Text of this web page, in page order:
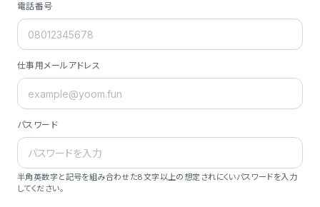
電話番号
仕事用メールアドレス
パスワード
半角英数字と記号を組み合わせた8文字以上の想定されにくいパスワードを入力
してください。